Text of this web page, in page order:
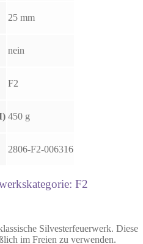
25 mm
nein
F2
450 g
2806-F2-006316
F2
Silvesterfeuerwerk. Diese
im Freien zu verwenden.